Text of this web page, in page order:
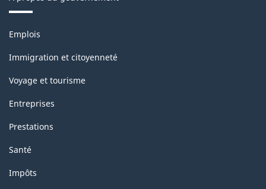
Thèmes
sujets
Emplois
Immigration et citoyenneté
Voyage et tourisme
Entreprises
Prestations
Santé
Impôts